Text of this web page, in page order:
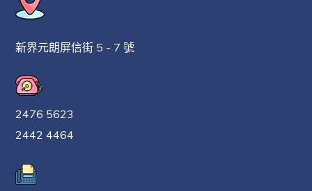
新界元朗屏信街 5 - 7 號
2476 5623
2442 4464